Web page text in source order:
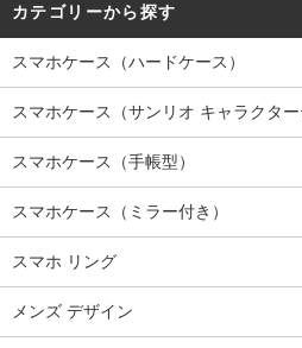
カテゴリーから探す
スマホケース（ハードケース）
スマホケース（サンリオ キャラクター
スマホケース（手帳型）
スマホケース（ミラー付き）
スマホ リング
メンズ デザイン